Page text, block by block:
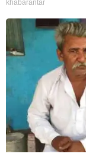
khabarantar